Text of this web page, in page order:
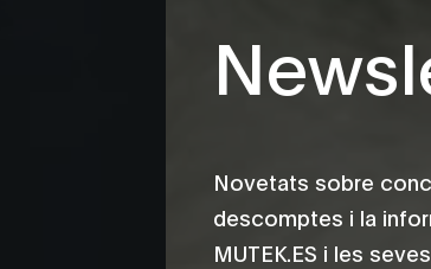
Novetats sobre
descomptes i la
MUTEK.ES i les